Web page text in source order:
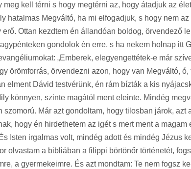
kell térni s hogy megtérni az, hogy átadjuk az
hatalmas Megváltó, ha mi elfogadjuk, s hogy nem
Ottan kezdtem én állandóan boldog, örvendező
gondolok én erre, s ha nekem holnap itt
„Emberek, elegyengettétek-e már
örömforrás, örvendezni azon, hogy van Megváltó,
Dávid testvérünk, én rám bízták a kis
könnyen, szinte magától ment eleinte. Mindég
Már azt gondoltam, hogy tilosban járok,
hogy én hirdethetem az igét s mert ment a
Isten irgalmas volt, mindég adott és mindég Jézus
a bibliában a filippi börtönőr történetét,
a gyermekeimre. És azt mondtam: Te nem fogsz